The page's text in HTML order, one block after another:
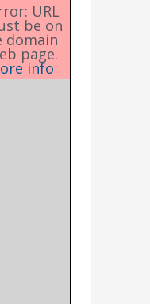
URL
be on
domain
page.
info